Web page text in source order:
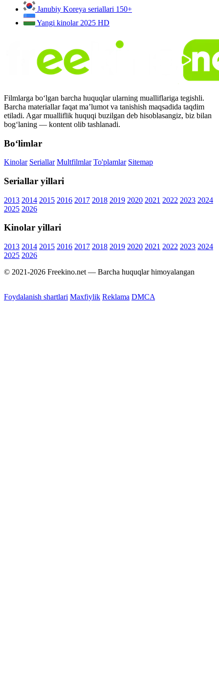
Janubiy Koreya seriallari 150+
Yangi kinolar 2025 HD
Filmlarga bo‘lgan barcha huquqlar ularning mualliflariga tegishli.
Barcha materiallar faqat ma’lumot va tanishish maqsadida taqdim
etiladi. Agar mualliflik huquqi buzilgan deb hisoblasangiz, biz bilan
bog‘laning — kontent olib tashlanadi.
Bo‘limlar
Kinolar Seriallar Multfilmlar To'plamlar Sitemap
Seriallar yillari
2013 2014 2015 2016 2017 2018 2019 2020 2021 2022 2023 2024
2025 2026
Kinolar yillari
2013 2014 2015 2016 2017 2018 2019 2020 2021 2022 2023 2024
2025 2026
© 2021-2026 Freekino.net — Barcha huquqlar himoyalangan
Foydalanish shartlari Maxfiylik Reklama DMCA